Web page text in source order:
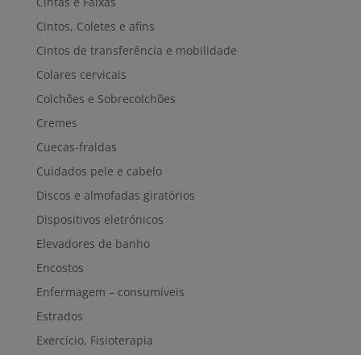
Cintos, Coletes e afins
Cintos de transferência e mobilidade
Colares cervicais
Colchões e Sobrecolchões
Cremes
Cuecas-fraldas
Cuidados pele e cabelo
Discos e almofadas giratórios
Dispositivos eletrónicos
Elevadores de banho
Encostos
Enfermagem – consumíveis
Estrados
Exercício, Fisioterapia